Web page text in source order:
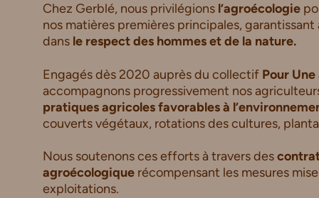
Chez Gerblé, nous privilégions l’agroécologie
nos matières premières principales,
dans le respect des hommes et de la nature.
Engagés dès 2020 auprès du collectif Pour
accompagnons progressivement nos
pratiques agricoles favorables à
couverts végétaux, rotations des cultures,
Nous soutenons ces efforts à travers des
agroécologique récompensant les mesures
exploitations.